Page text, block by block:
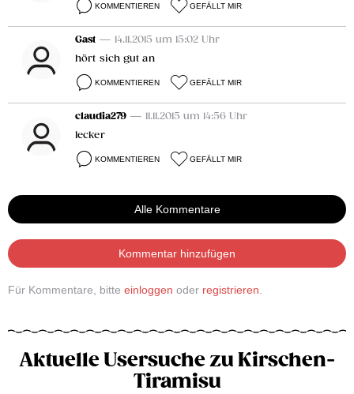
KOMMENTIEREN GEFÄLLT MIR
Gast — 14.11.2015 um 15:02 Uhr
hört sich gut an
KOMMENTIEREN GEFÄLLT MIR
claudia279 — 11.11.2015 um 14:56 Uhr
lecker
KOMMENTIEREN GEFÄLLT MIR
Alle Kommentare
Kommentar hinzufügen
Für Kommentare, bitte einloggen oder registrieren
Aktuelle Usersuche zu Kirschen-
Tiramisu